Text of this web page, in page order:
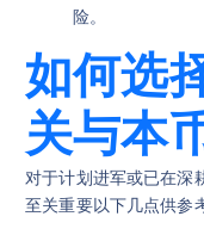
险。
如何选
关与本
对于计划进军或已在深
至关重要以下几点供参